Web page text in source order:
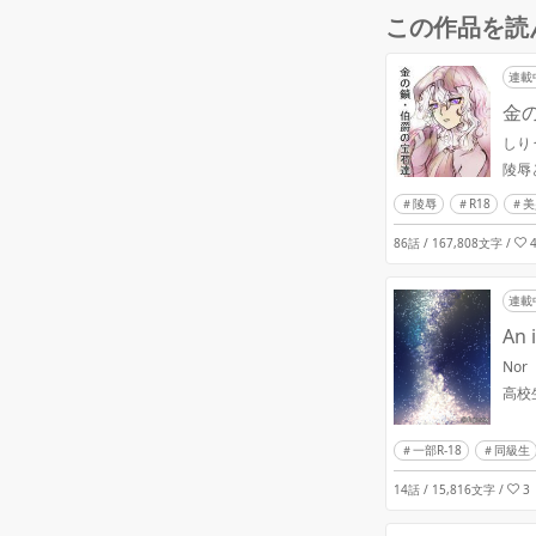
この作品を
連載
金
し
陵辱
陵辱 R18
86話 / 167,808文字 /
連載
An
Nor
高校
一部R-18 同級生
14話 / 15,816文字 / 3